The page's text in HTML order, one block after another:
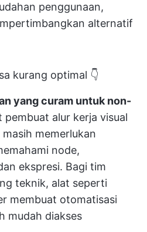
penggunaan,
alternatif
kurang optimal 👇
yang curam untuk non-
pembuat alur kerja visual
memerlukan
node,
ekspresi. Bagi tim
teknik, alat seperti
membuat otomatisasi
mudah diakses